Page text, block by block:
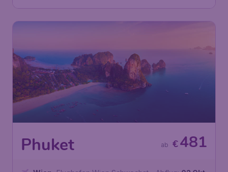
Phuket €481
ab